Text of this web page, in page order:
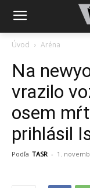
Úvod Aréna
Na
vrazilo
osem
prihlásil
Podľa TASR - 1.